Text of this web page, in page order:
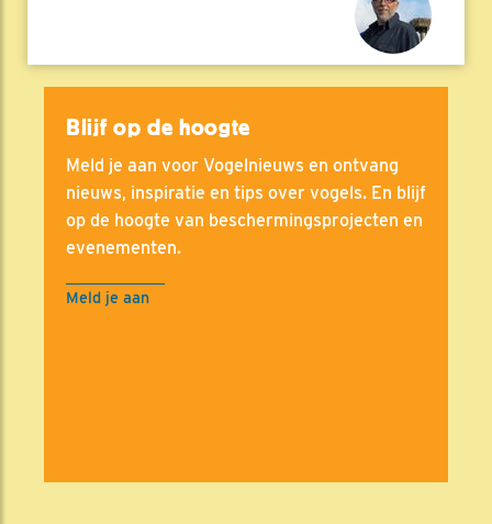
Blijf op de hoogte
Meld je aan voor Vogelnieuws en ontvang
nieuws, inspiratie en tips over vogels. En blijf
op de hoogte van beschermingsprojecten en
evenementen.
Meld je aan